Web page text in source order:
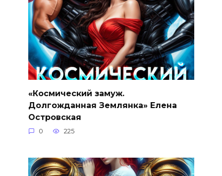
«Космический замуж.
Долгожданная Землянка» Елена
Островская
0 225